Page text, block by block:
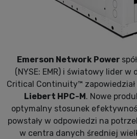
Emerson Network Power
(NYSE: EMR) i światowy lider
Critical Continuity™
Liebert HPC-M . Nowe
optymalny stosunek
powstały w odpowiedzi na
w centra danych średniej